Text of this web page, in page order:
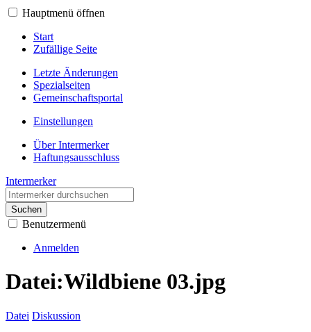
Hauptmenü öffnen
Start
Zufällige Seite
Letzte Änderungen
Spezialseiten
Gemeinschafts­portal
Einstellungen
Über Intermerker
Haftungsausschluss
Intermerker
Suchen
Benutzermenü
Anmelden
Datei:Wildbiene 03.jpg
Datei Diskussion